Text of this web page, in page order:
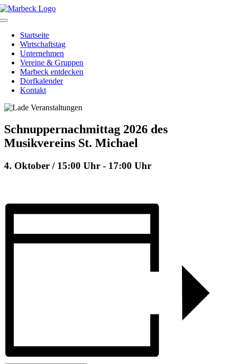
Skip
to
Toggle
NavigationStartseite
Wirtschaftstag
Unternehmen
Vereine & Gruppen
Marbeck entdecken
Dorfkalender
Kontakt
Schnuppernachmittag 2026 des
Musikvereins St. Michael
4. Oktober / 15:00 Uhr - 17:00 Uhr